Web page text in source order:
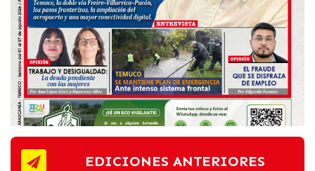
EDICIONES ANTERIORES